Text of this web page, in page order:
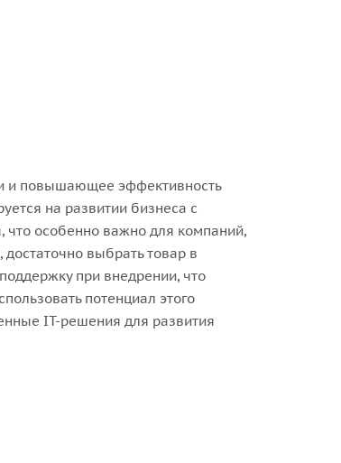
и повышающее эффективность
на развитии бизнеса с
особенно важно для компаний,
выбрать товар в
при внедрении, что
потенциал этого
IT-решения для развития